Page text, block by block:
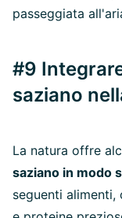
passeggiata
#9
saziano
La natura offre
saziano in modo
seguenti